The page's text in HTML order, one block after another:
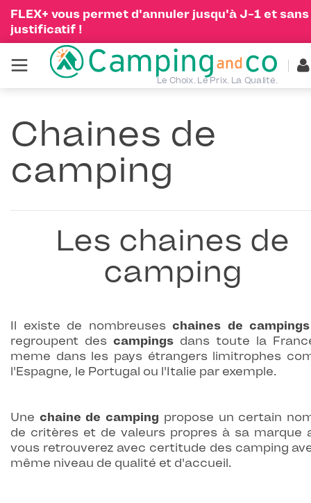
FLEX+ vous permet d'annuler jusqu'à J-1 et sans
justificatif !
Le Choix. Le Prix. La Qualité.
Chaines de
camping
Les chaines de
camping
Il existe de nombreuseschaines de campings
regroupent des campings dans toute la
meme dans les pays étrangers limitrophes
l'Espagne, le Portugal ou l'Italie par exemple.
Une chaine de camping propose un certain
de critères et de valeurs propres à sa marque
vous retrouverez avec certitude des camping
même niveau de qualité et d'accueil.